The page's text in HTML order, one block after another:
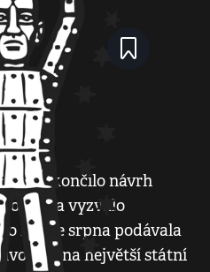
dokončilo návrh
a vyzvalo
konce srpna podávala
na největší státní